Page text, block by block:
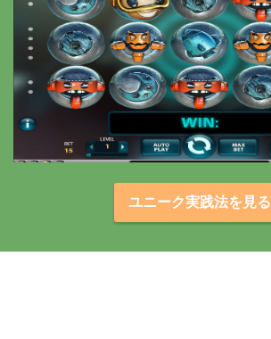
ユニーク実践法を見る